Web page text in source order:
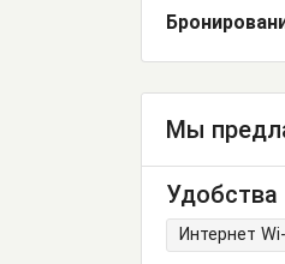
Мы
Удобства
Интернет